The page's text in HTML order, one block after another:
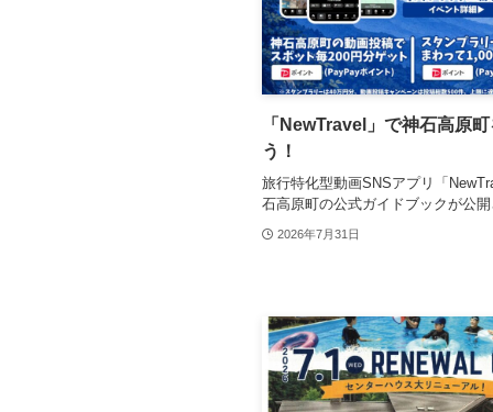
「NewTravel」で神石高原
う！
旅行特化型動画SNSアプリ「
石高原町の公式ガイドブックが公
2026年7月31日